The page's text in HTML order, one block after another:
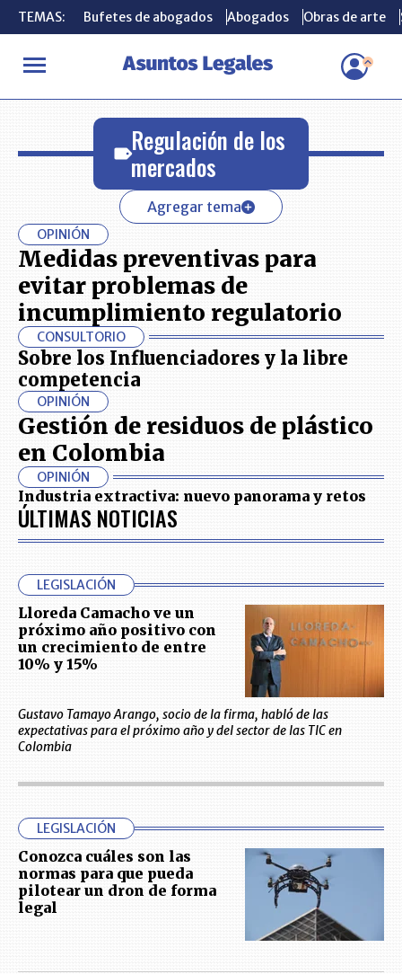
TEMAS: Bufetes de abogados Abogados Obras de arte
INICIO Regulación de los mercados
TEMAS: Bufetes de abogados Abogados Obras de arte
Regulación de los
mercados
Agregar tema
OPINIÓN
Medidas preventivas para
evitar problemas de
incumplimiento regulatorio
CONSULTORIO
Sobre los Influenciadores y la libre
competencia
OPINIÓN
Gestión de residuos de plástico
en Colombia
OPINIÓN
Industria extractiva: nuevo panorama y retos
ÚLTIMAS NOTICIAS
LEGISLACIÓN
Lloreda Camacho ve un
próximo año positivo con
un crecimiento de entre
10% y 15%
Gustavo Tamayo Arango, socio de la firma, habló de las
expectativas para el próximo año y del sector de las TIC en
Colombia
LEGISLACIÓN
Conozca cuáles son las
normas para que pueda
pilotear un dron de forma
legal